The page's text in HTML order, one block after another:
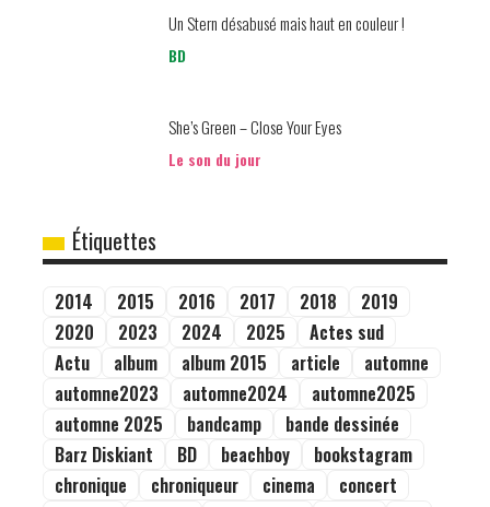
Un Stern désabusé mais haut en couleur !
BD
She’s Green – Close Your Eyes
Le son du jour
Étiquettes
2014 2015 2016 2017 2018
2019
2020
2023 2024 2025
Actes sud
Actu
album album 2015 article
automne
automne2023
automne2024
automne2025
automne 2025
bandcamp
bande dessinée
Barz Diskiant
BD beachboy
bookstagram
chronique
chroniqueur cinema
concert